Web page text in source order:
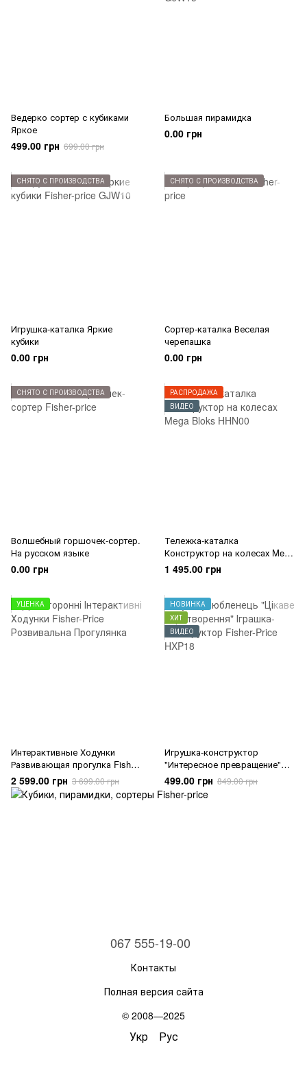
Ведерко сортер с кубиками
Яркое
499.00 грн 699.00 грн
Большая пирамидка
0.00 грн
СНЯТО С ПРОИЗВОДСТВА
Игрушка-каталка Яркие
кубики
0.00 грн
СНЯТО С ПРОИЗВОДСТВА
Сортер-каталка Веселая
черепашка
0.00 грн
СНЯТО С ПРОИЗВОДСТВА
Волшебный горшочек-сортер.
На русском языке
0.00 грн
РАСПРОДАЖА
ВИДЕО
Тележка-каталка
Конструктор на колесах Mega
Bloks
1 495.00 грн
УЦЕНКА
Интерактивные Ходунки
Развивающая прогулка Fisher-
price англ
2 599.00 грн 3 699.00 грн
НОВИНКА
ХИТ
ВИДЕО
Игрушка-конструктор
"Интересное превращение"
Pets Mix & Match Fisher-Price
HXP18
499.00 грн 849.00 грн
067 555-19-00
Контакты
Полная версия сайта
© 2008—2025
Укр Рус